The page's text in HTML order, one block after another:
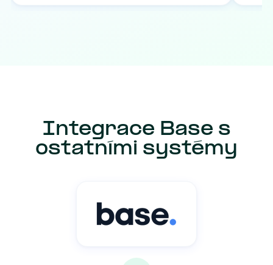
Integrace Base s
ostatními systémy